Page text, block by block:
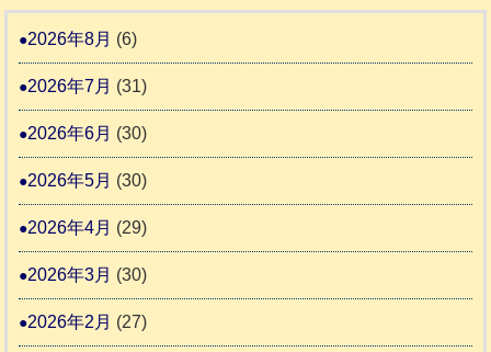
3
り
市
議
熊
震
援
報
2026年8月 (6)
2026年7月 (31)
2026年6月 (30)
2026年5月 (30)
2026年4月 (29)
2026年3月 (30)
2026年2月 (27)